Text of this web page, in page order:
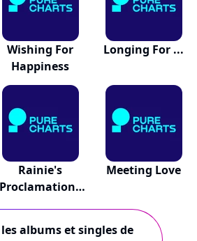
Wishing For
Happiness
Longing For ...
Rainie's
Proclamation -
Meeting Love
albums et singles de